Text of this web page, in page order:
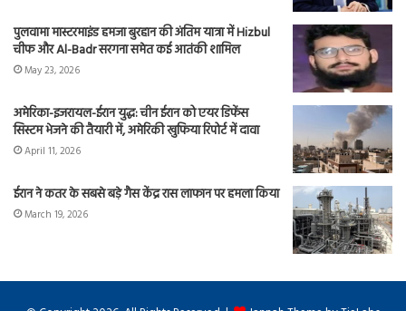
पुलवामा मास्टरमाइंड हमजा बुरहान की अंतिम यात्रा में Hizbul
चीफ और Al-Badr सरगना समेत कई आतंकी शामिल
May 23, 2026
अमेरिका-इजरायल-ईरान युद्ध: चीन ईरान को एयर डिफेंस
सिस्टम भेजने की तैयारी में, अमेरिकी खुफिया रिपोर्ट में दावा
April 11, 2026
ईरान ने कतर के सबसे बड़े गैस केंद्र रास लाफान पर हमला किया
March 19, 2026